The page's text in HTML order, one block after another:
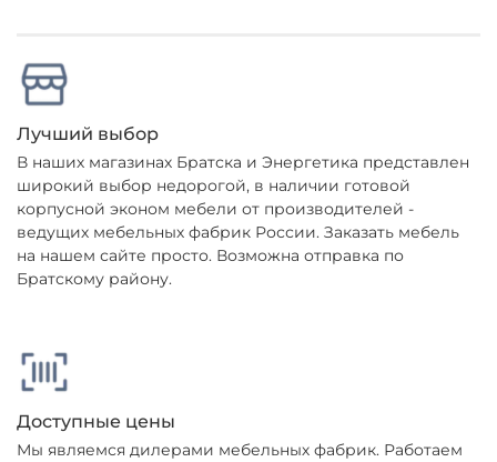
Лучший выбор
В наших магазинах Братска и Энергетика представлен
широкий выбор недорогой, в наличии готовой
корпусной эконом мебели от производителей -
ведущих мебельных фабрик России. Заказать мебель
на нашем сайте просто. Возможна отправка по
Братскому району.
Доступные цены
Мы являемся дилерами мебельных фабрик. Работаем